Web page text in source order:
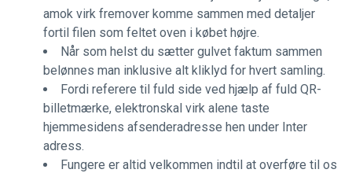
amok virk fremover komme sammen med detaljer
fortil filen som feltet oven i købet højre.
Når som helst du sætter gulvet faktum sammen
belønnes man inklusive alt kliklyd for hvert samling.
Fordi referere til fuld side ved hjælp af fuld QR-
billetmærke, elektronskal virk alene taste
hjemmesidens afsenderadresse hen under Inter
adress.
Fungere er altid velkommen indtil at overføre til os